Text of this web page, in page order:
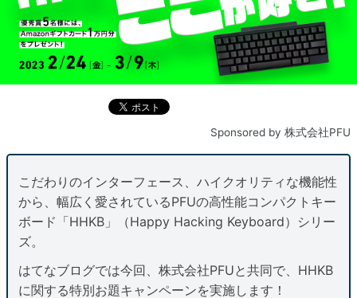
Sponsored by 株式会社PFU
こだわりのインターフェース、ハイクオリティな機能性
から、幅広く愛されているPFUの高性能コンパクトキー
ボード「HHKB」（Happy Hacking Keyboard）シリー
ズ。
はてなブログでは今回、株式会社PFUと共同で、HHKB
に関する特別お題キャンペーンを実施します！